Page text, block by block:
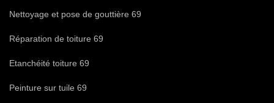
Nettoyage et pose de gouttière 69
Réparation de toiture 69
Etanchéité toiture 69
Peinture sur tuile 69